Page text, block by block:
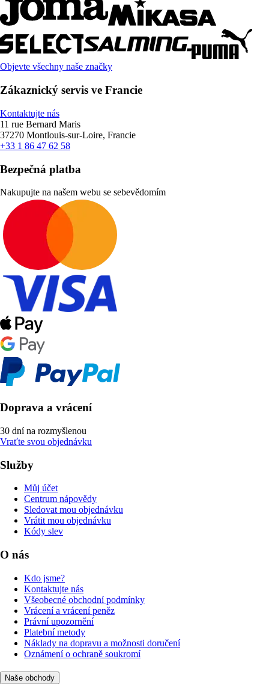
Objevte všechny naše značky
Zákaznický servis ve Francie
Kontaktujte nás
11 rue Bernard Maris
37270 Montlouis-sur-Loire, Francie
+33 1 86 47 62 58
Bezpečná platba
Nakupujte na našem webu se sebevědomím
Doprava a vrácení
30 dní na rozmyšlenou
Vraťte svou objednávku
Služby
Můj účet
Centrum nápovědy
Sledovat mou objednávku
Vrátit mou objednávku
Kódy slev
O nás
Kdo jsme?
Kontaktujte nás
Všeobecné obchodní podmínky
Vrácení a vrácení peněz
Právní upozornění
Platební metody
Náklady na dopravu a možnosti doručení
Oznámení o ochraně soukromí
Naše obchody